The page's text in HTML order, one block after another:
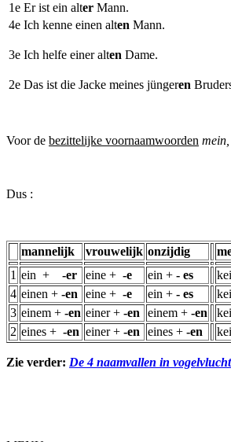
1e Er ist ein alter Mann.
4e Ich kenne einen alten Mann.
3e Ich helfe einer alten Dame.
2e Das ist die Jacke meines jüngeren
Voor de bezittelijke voornaamwoorden
Dus :
mannelijk vrouwelijk onzijdig
1 ein + -er eine + -e ein + - es
4 einen + -en eine + -e ein + - es
3 einem + -en einer + -en einem + -en
2 eines + -en einer + -en eines + -en
Zie verder: De 4 naamvallen in vogelvlucht